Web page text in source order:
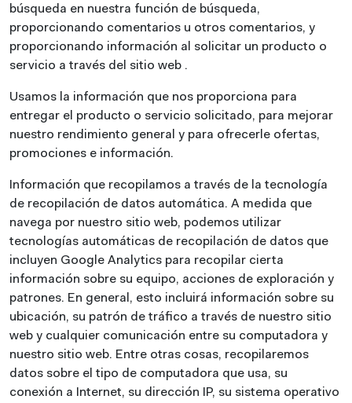
búsqueda en nuestra función de búsqueda,
proporcionando comentarios u otros comentarios, y
proporcionando información al solicitar un producto o
servicio a través del sitio web .
Usamos la información que nos proporciona para
entregar el producto o servicio solicitado, para mejorar
nuestro rendimiento general y para ofrecerle ofertas,
promociones e información.
Información que recopilamos a través de la tecnología
de recopilación de datos automática. A medida que
navega por nuestro sitio web, podemos utilizar
tecnologías automáticas de recopilación de datos que
incluyen Google Analytics para recopilar cierta
información sobre su equipo, acciones de exploración y
patrones. En general, esto incluirá información sobre su
ubicación, su patrón de tráfico a través de nuestro sitio
web y cualquier comunicación entre su computadora y
nuestro sitio web. Entre otras cosas, recopilaremos
datos sobre el tipo de computadora que usa, su
conexión a Internet, su dirección IP, su sistema operativo